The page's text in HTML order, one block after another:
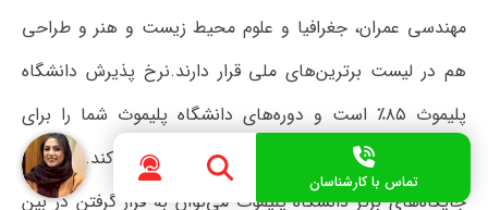
مهندسی عمران، جغرافیا و علوم محیط زیست و هنر و طراحی
هم در لیست برترین‌های ملی قرار دارند.نرخ پذیرش دانشگاه
پلیموث ۸۵٪ است و دوره‌های دانشگاه پلیموث شما را برای
داشتن یک برنامه کاری غنی و پربار آماده می کند. از جمله
جایگاه‌های برتر دانشگاه پلیموث می‌توان به قرار گرفتن در بین
تماس با کارشناسان